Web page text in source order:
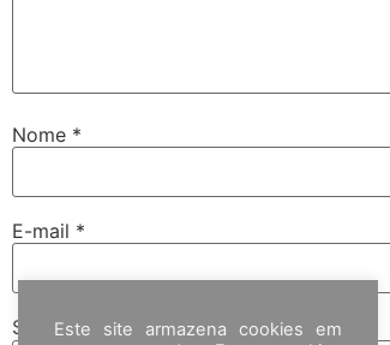
Nome *
E-mail *
Site
Este site armazena cookies em